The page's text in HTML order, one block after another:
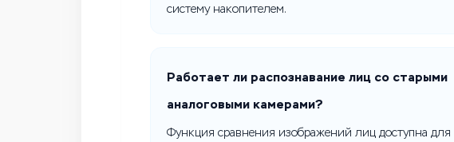
систему накопителем.
Работает ли распознавание лиц со старыми
аналоговыми камерами?
Функция сравнения изображений лиц доступна для